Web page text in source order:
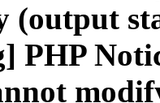
(output
PHP